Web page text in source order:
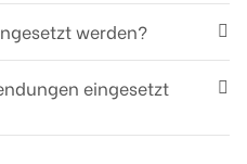
werden?
eingesetzt